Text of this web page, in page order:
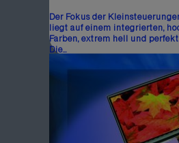
Der Fokus der
liegt auf einem integrierten,
Farben, extrem hell und
Die...